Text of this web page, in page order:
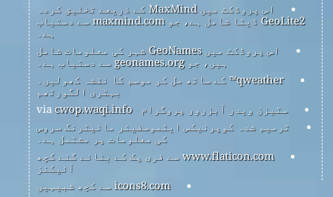
اس پروڈکٹ میں MaxMind کے ذریعے تخلیق کردہ
GeoLite2 ڈیٹا شامل ہے، جو maxmind.com سے دستیاب
ہے۔
اس پروڈکٹ میں GeoNames شہر کی معلومات شامل
ہیں، جو geonames.org سے دستیاب ہے۔
qweather™ کے ساتھ مل کر موسم کا نقشہ کھولیں۔
بہتری الگورتھم
سٹیزن ویدر آبزرور پروگرام
cwop.waqi.info
ترمیم شدہ کوپرنیکس ایٹموسفیئر مانیٹرنگ سروس
کی معلومات پر مشتمل ہے۔
www.flaticon.com سے فری پک کے بنائے گئے کچھ
آئیکنز
icons8.com سے کچھ شبیہیں